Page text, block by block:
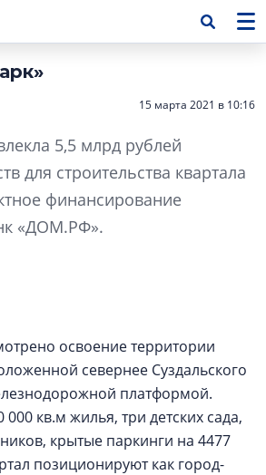
15 марта 2021 в 10:16
5,5 млрд рублей
для строительства квартала
финансирование
«ДОМ.РФ».
освоение территории
севернее Суздальского
платформой.
000 кв.м жилья, три детских сада,
крытые паркинги на 4477
позиционируют как город-